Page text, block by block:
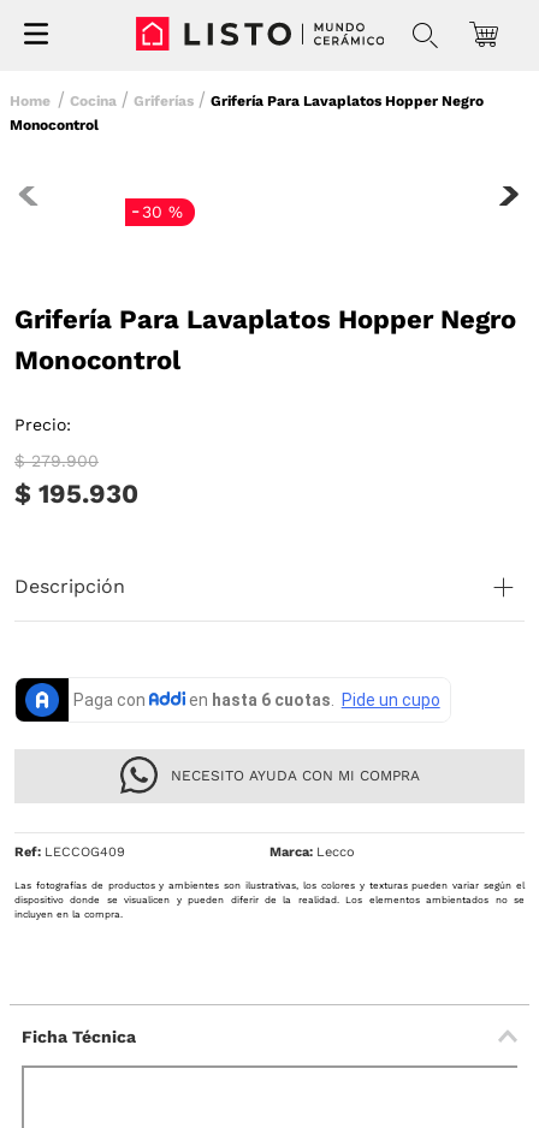
Cocina Griferías
Grifería Para Lavaplatos Hopper Negro
Monocontrol
-30 %
Grifería Para Lavaplatos Hopper Negro
Monocontrol
Precio:
$ 279.900
$ 195.930
Descripción
NECESITO AYUDA CON MI COMPRA
Ref: LECCOG409 Lecco
Las fotografías de productos y ambientes son ilustrativas, los colores y texturas pueden variar según el
dispositivo donde se visualicen y pueden diferir de la realidad. Los elementos ambientados no se
incluyen en la compra.
Ficha Técnica